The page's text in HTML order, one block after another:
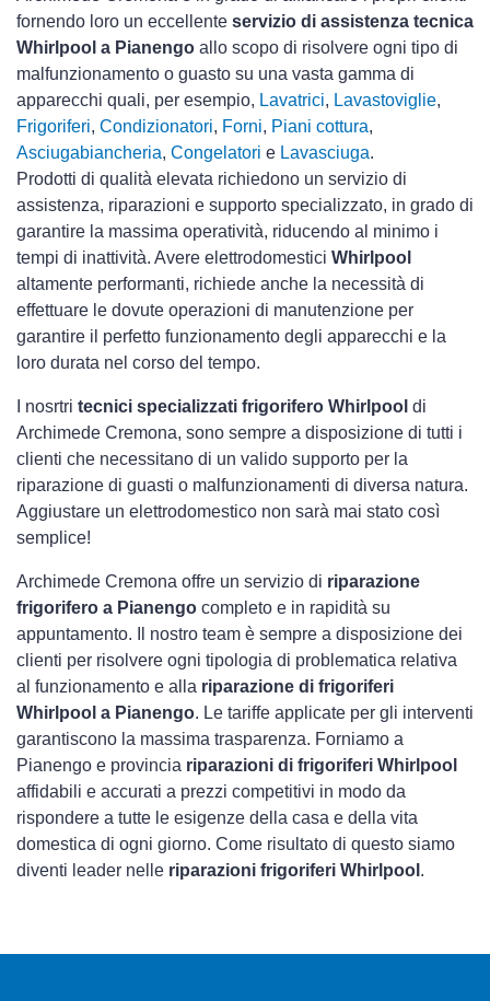
fornendo loro un eccellente servizio di assistenza tecnica
Whirlpool a Pianengo allo scopo di risolvere ogni tipo di
malfunzionamento o guasto su una vasta gamma di
apparecchi quali, per esempio, Lavatrici, Lavastoviglie,
Frigoriferi, Condizionatori, Forni, Piani cottura,
Asciugabiancheria, Congelatori e Lavasciuga.
Prodotti di qualità elevata richiedono un servizio di
assistenza, riparazioni e supporto specializzato, in grado di
garantire la massima operatività, riducendo al minimo i
tempi di inattività. Avere elettrodomestici Whirlpool
altamente performanti, richiede anche la necessità di
effettuare le dovute operazioni di manutenzione per
garantire il perfetto funzionamento degli apparecchi e la
loro durata nel corso del tempo.
I nosrtri tecnici specializzati frigorifero Whirlpool di
Archimede Cremona, sono sempre a disposizione di tutti i
clienti che necessitano di un valido supporto per la
riparazione di guasti o malfunzionamenti di diversa natura.
Aggiustare un elettrodomestico non sarà mai stato così
semplice!
Archimede Cremona offre un servizio di riparazione
frigorifero a Pianengo completo e in rapidità su
appuntamento. Il nostro team è sempre a disposizione dei
clienti per risolvere ogni tipologia di problematica relativa
al funzionamento e alla riparazione di frigoriferi
Whirlpool a Pianengo. Le tariffe applicate per gli interventi
garantiscono la massima trasparenza. Forniamo a
Pianengo e provincia riparazioni di frigoriferi Whirlpool
affidabili e accurati a prezzi competitivi in modo da
rispondere a tutte le esigenze della casa e della vita
domestica di ogni giorno. Come risultato di questo siamo
diventi leader nelle riparazioni frigoriferi Whirlpool .